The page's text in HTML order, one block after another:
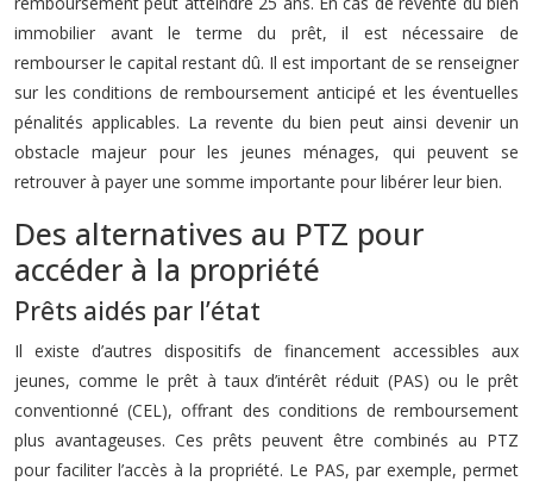
immobilier avant le terme du prêt, il est nécessaire de
rembourser le capital restant dû. Il est important de se renseigner
sur les conditions de remboursement anticipé et les éventuelles
pénalités applicables. La revente du bien peut ainsi devenir un
obstacle majeur pour les jeunes ménages, qui peuvent se
retrouver à payer une somme importante pour libérer leur bien.
Des alternatives au PTZ pour
accéder à la propriété
Prêts aidés par l’état
Il existe d’autres dispositifs de financement accessibles aux
jeunes, comme le prêt à taux d’intérêt réduit (PAS) ou le prêt
conventionné (CEL), offrant des conditions de remboursement
plus avantageuses. Ces prêts peuvent être combinés au PTZ
pour faciliter l’accès à la propriété. Le PAS, par exemple, permet